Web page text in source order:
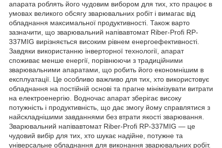
апарата роблять його чудовим вибором для тих, хто працює в
умовах великого обсягу зварювальних робіт і вимагає від
обладнання максимальної продуктивності. Також варто
зазначити, що зварювальний напівавтомат Riber-Profi RP-
337MIG вирізняється високим рівнем енергоефективності.
Завдяки використанню інверторної технології, апарат
споживає менше енергії, порівнюючи з традиційними
зварювальними апаратами, що робить його економнішим в
експлуатації. Це особливо важливо для тих, хто використовує
обладнання на постійній основі та прагне мінімізувати витрати
на електроенергію. Водночас апарат зберігає високу
потужність і продуктивність, що дає змогу йому справлятися з
найскладнішими завданнями без втрати якості зварювання.
Зварювальний напівавтомат Riber-Profi RP-337MIG — це
чудовий вибір для тих, хто шукає надійне, потужне та
універсальне обладнання для виконання зварювальних робіт.